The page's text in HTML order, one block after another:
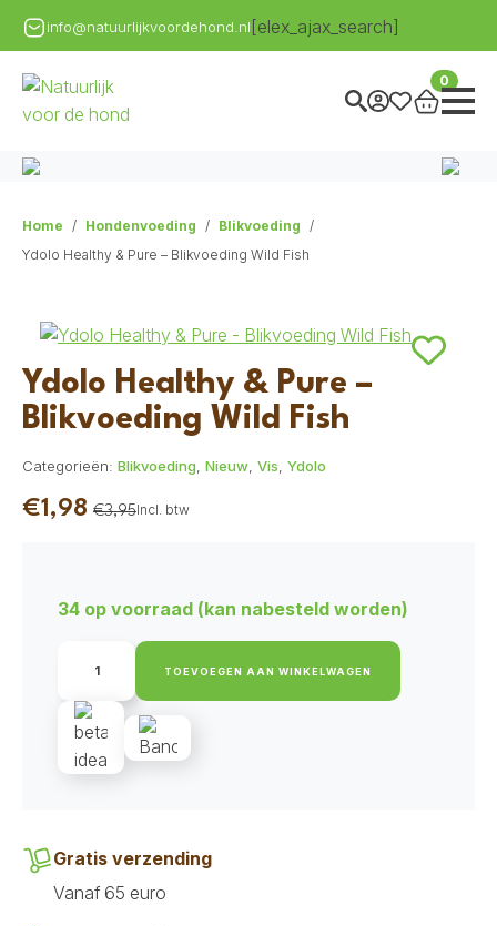
info@natuurlijkvoordehond.nl [elex_ajax_search]
0
Home Hondenvoeding
Blikvoeding
Ydolo Healthy & Pure – Blikvoeding Wild Fish
Ydolo Healthy & Pure –
Blikvoeding Wild Fish
Categorieën: Blikvoeding, Nieuw, Vis, Ydolo
€3,95
Oorspronkelijke
€3,95.
€1,98
Huidige
€1,98.
Incl. btw
34 op voorraad (kan nabesteld worden)
Healthy
Pure
Blikvoeding
Wild
Fish
TOEVOEGEN AAN WINKELWAGEN
Gratis verzending
Vanaf 65 euro